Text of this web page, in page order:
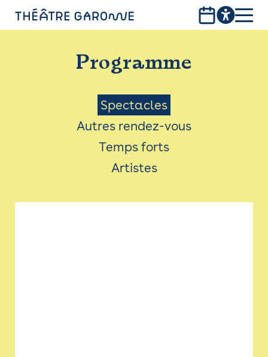
PROGRAMME
INFOS PRATIQUES
AVEC LES PUBLICS
ACCESSIBILITÉ
LES PRODUCTIONS
Programme
Menu
Saison
Spectacles
Autres rendez-vous
Temps forts
Artistes